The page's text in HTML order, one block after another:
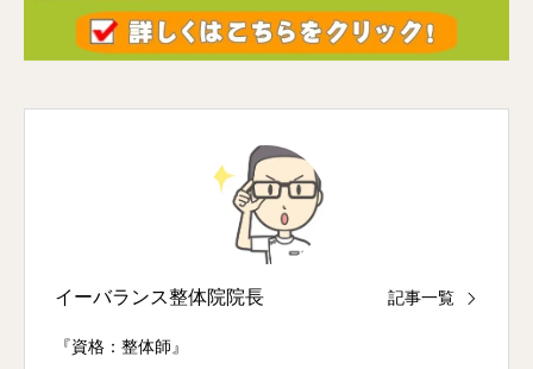
イーバランス整体院院長 記事一覧
『資格：整体師』